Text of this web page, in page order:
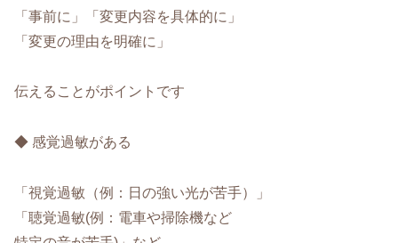
「事前に」「変更内容を具体的に」
「変更の理由を明確に」
伝えることがポイントです
◆ 感覚過敏がある
「視覚過敏（例：日の強い光が苦手）」
「聴覚過敏(例：電車や掃除機など